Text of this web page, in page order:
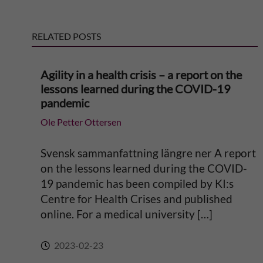
RELATED POSTS
Agility in a health crisis – a report on the
lessons learned during the COVID-19
pandemic
Ole Petter Ottersen
Svensk sammanfattning längre ner A report
on the lessons learned during the COVID-
19 pandemic has been compiled by KI:s
Centre for Health Crises and published
online. For a medical university […]
2023-02-23